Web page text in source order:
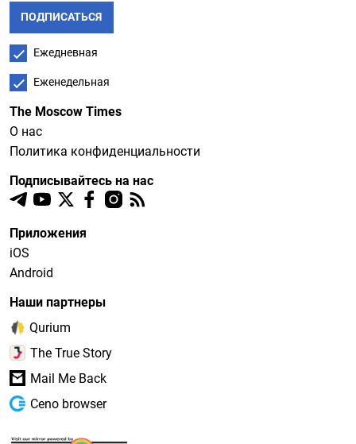
ПОДПИСАТЬСЯ
Ежедневная
Еженедельная
The Moscow Times
О нас
Политика конфиденциальности
Подписывайтесь на нас
Приложения
iOS
Android
Наши партнеры
Qurium
The True Story
Mail Me Back
Ceno browser